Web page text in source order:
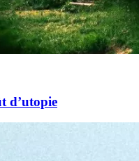
d’utopie